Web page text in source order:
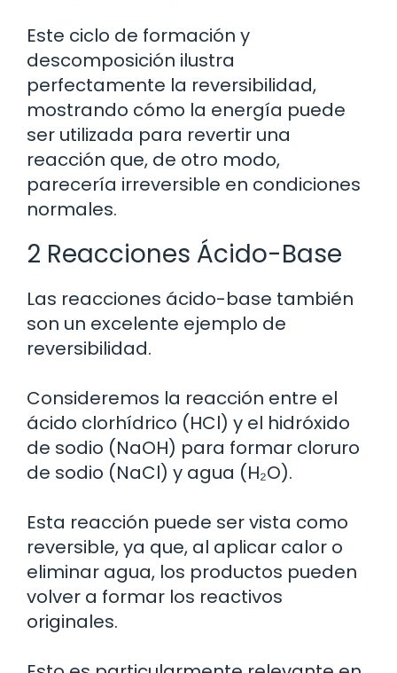
Este ciclo de formación y
descomposición ilustra
perfectamente la reversibilidad,
mostrando cómo la energía puede
ser utilizada para revertir una
reacción que, de otro modo,
parecería irreversible en condiciones
normales.
2 Reacciones Ácido-Base
Las reacciones ácido-base también
son un excelente ejemplo de
reversibilidad.
Consideremos la reacción entre el
ácido clorhídrico (HCl) y el hidróxido
de sodio (NaOH) para formar cloruro
de sodio (NaCl) y agua (H₂O).
Esta reacción puede ser vista como
reversible, ya que, al aplicar calor o
eliminar agua, los productos pueden
volver a formar los reactivos
originales.